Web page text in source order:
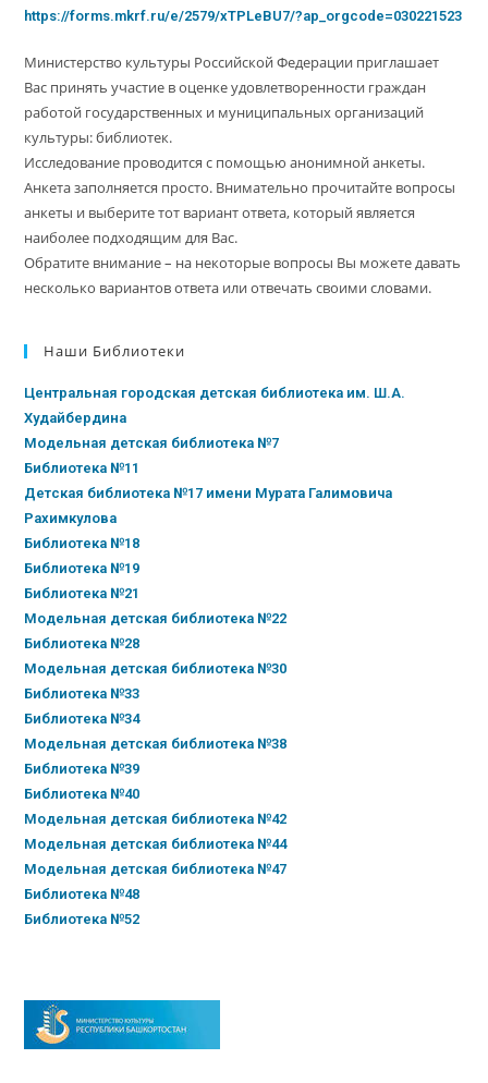
https://forms.mkrf.ru/e/2579/xTPLeBU7/?ap_orgcode=030221523
Министерство культуры Российской Федерации приглашает
Вас принять участие в оценке удовлетворенности граждан
работой государственных и муниципальных организаций
культуры: библиотек.
Исследование проводится с помощью анонимной анкеты.
Анкета заполняется просто. Внимательно прочитайте вопросы
анкеты и выберите тот вариант ответа, который является
наиболее подходящим для Вас.
Обратите внимание – на некоторые вопросы Вы можете давать
несколько вариантов ответа или отвечать своими словами.
Наши Библиотеки
Центральная городская детская библиотека им. Ш.А.
Худайбердина
Модельная детская библиотека №7
Библиотека №11
Детская библиотека №17 имени Мурата Галимовича
Рахимкулова
Библиотека №18
Библиотека №19
Библиотека №21
Модельная детская библиотека №22
Библиотека №28
Модельная детская библиотека №30
Библиотека №33
Библиотека №34
Модельная детская библиотека №38
Библиотека №39
Библиотека №40
Модельная детская библиотека №42
Модельная детская библиотека №44
Модельная детская библиотека №47
Библиотека №48
Библиотека №52